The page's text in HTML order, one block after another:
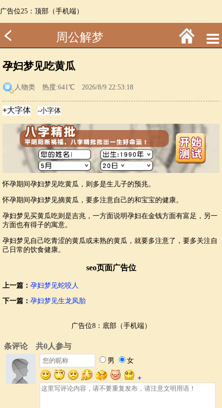
广告位25：顶部（手机端）
周公解梦
孕妇梦见吃黄瓜
人物类 热度:641℃ 2026/8/9 22:53:18
怀孕期间孕妇梦见吃黄瓜，则多是生儿子的预兆。
怀孕期间孕妇梦见摘黄瓜，要多注意自己的和宝宝的健康。
孕妇梦见买黄瓜吃则是吉兆，一方面说明孕妇在金钱方面有富足，另一
方面也有得子的寓意。
孕妇梦见自己吃青涩的黄瓜或未熟的黄瓜，就要多注意了，要多关注自
己日常的饮食健康。
seo页面广告位
上一篇： 孕妇梦见蛇咬人
下一篇： 孕妇梦见生龙凤胎
广告位8：底部（手机端）